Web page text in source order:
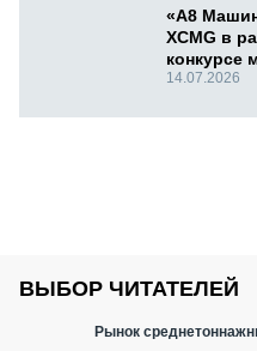
«А8
XCMG в
конкурсе
14.07.2026
ВЫБОР ЧИТАТЕЛЕЙ
Рынок